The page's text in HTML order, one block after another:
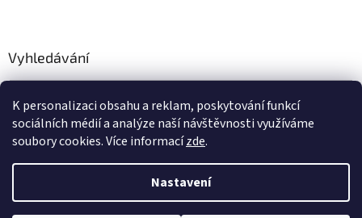
K personalizaci obsahu a reklam, poskytování funkcí
sociálních médií a analýze naší návštěvnosti využíváme
soubory cookies. Více informacízde.
Nastavení
Omlouváme se za určité komplikace s naším e-shopem, vzniklé
Vyhledávání
HLEDAT